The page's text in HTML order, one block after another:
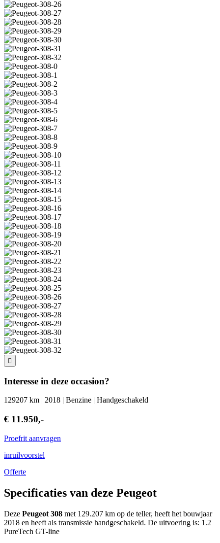
Interesse in deze occasion?
129207 km | 2018 | Benzine | Handgeschakeld
€ 11.950,-
Proefrit aanvragen
inruilvoorstel
Offerte
Specificaties van deze Peugeot
Deze Peugeot 308 met 129.207 km op de teller, heeft het bouwjaar
2018 en heeft als transmissie handgeschakeld. De uitvoering is: 1.2
PureTech GT-line